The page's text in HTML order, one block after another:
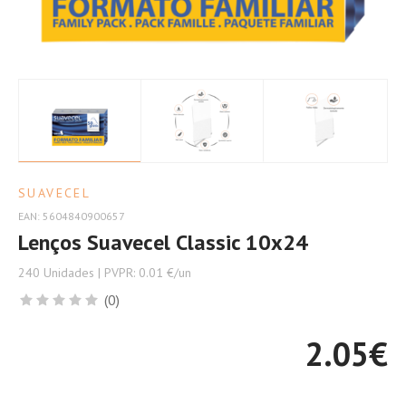
SUAVECEL
EAN: 5604840900657
Lenços Suavecel Classic 10x24
240 Unidades | PVPR: 0.01 €/un
(0)
2.05€
Conforto